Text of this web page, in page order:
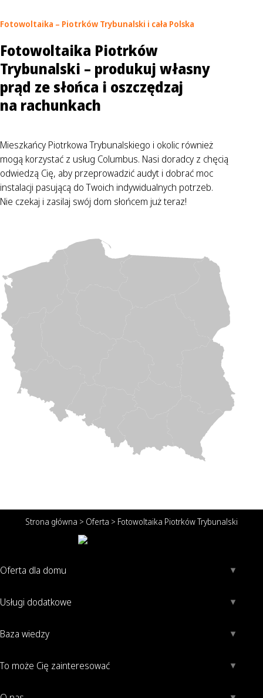
Fotowoltaika – Piotrków Trybunalski i cała Polska
Fotowoltaika Piotrków
Trybunalski – produkuj własny
prąd ze słońca i oszczędzaj
na rachunkach
Mieszkańcy Piotrkowa Trybunalskiego i okolic również
mogą korzystać z usług Columbus. Nasi doradcy z chęcią
odwiedzą Cię, aby przeprowadzić audyt i dobrać moc
instalacji pasującą do Twoich indywidualnych potrzeb.
Nie czekaj i zasilaj swój dom słońcem już teraz!
Strona główna > Oferta > Fotowoltaika Piotrków Trybunalski
Oferta dla domu
Usługi dodatkowe
Baza wiedzy
To może Cię zainteresować